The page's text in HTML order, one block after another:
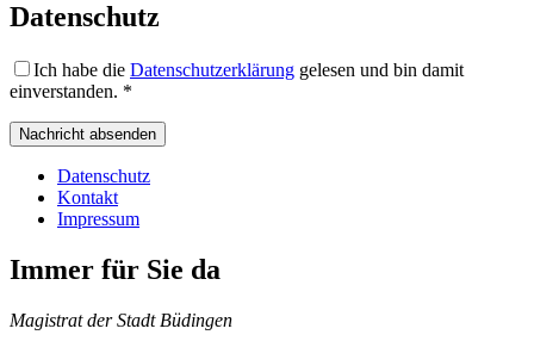
Datenschutz
Ich habe die Datenschutzerklärung gelesen und bin damit
einverstanden. *
Datenschutz
Kontakt
Impressum
Immer für Sie da
Magistrat der Stadt Büdingen